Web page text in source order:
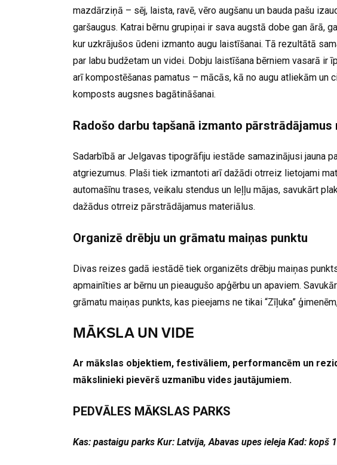
mazdārziņā – sēj, laista, ravē, vēro augšanu un bauda pašu
garšaugus. Katrai bērnu grupiņai ir sava augstā dobe gan ārā,
kur uzkrājušos ūdeni izmanto augu laistīšanai. Tā rezultātā
par labu budžetam un videi. Dobju laistīšana bērniem vasarā ir
arī kompostēšanas pamatus – mācās, kā no augu atliekām un
komposts augsnes bagātināšanai.
Radošo darbu tapšanā izmanto pārstrādājamus
Sadarbībā ar Jelgavas tipogrāfiju iestāde samazinājusi jauna
atgriezumus. Plaši tiek izmantoti arī dažādi otrreiz lietojami
automašīnu trases, veikalu stendus un leļļu mājas, savukārt
dažādus otrreiz pārstrādājamus materiālus.
Organizē drēbju un grāmatu maiņas punktu
Divas reizes gadā iestādē tiek organizēts drēbju maiņas
apmainīties ar bērnu un pieaugušo apģērbu un apaviem.
grāmatu maiņas punkts, kas pieejams ne tikai “Zīļuka”
MĀKSLA UN VIDE
Ar mākslas objektiem, festivāliem, performancēm un
mākslinieki pievērš uzmanību vides jautājumiem.
PEDVĀLES MĀKSLAS PARKS
Kas: pastaigu parks Kur: Latvija, Abavas upes ieleja Kad: kopš